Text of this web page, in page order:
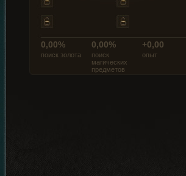
0,00%
поиск золота
0,00%
поиск
магических
предметов
+0,00
опыт